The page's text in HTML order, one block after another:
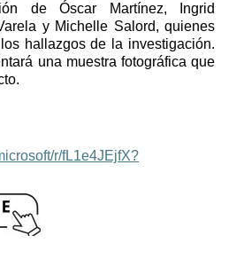
de Óscar Martínez, Ingrid
y Michelle Salord, quienes
hallazgos de la investigación.
una muestra fotográfica que
r/fL1e4JEjfX?